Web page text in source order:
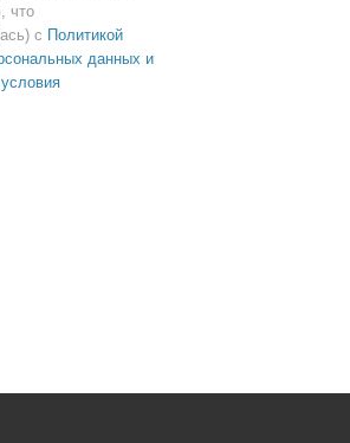
что
с Политикой
данных и